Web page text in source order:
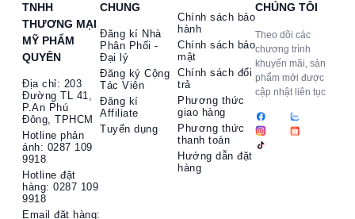
TNHH
THƯƠNG MẠI
MỸ PHẨM
QUYÊN
Địa chỉ: 203
Đường TL 41,
P.An Phú
Đông, TPHCM
Hotline phản
ánh: 0287 109
9918
Hotline đặt
hàng: 0287 109
9918​
Email đặt hàng:
CHUNG
Đăng kí Nhà
Phân Phối -
Đại lý
Đăng ký Cộng
Tác Viên
Đăng kí
Affiliate
Tuyển dụng
Chính sách bảo
hành
Chính sách bảo
mật
Chính sách đổi
trả
Phương thức
giao hàng
Phương thức
thanh toán
Hướng dẫn đặt
hàng
CHÚNG TÔI
Theo dõi các
chương trình
khuyến mãi, sản
phẩm mới được
cập nhật liên tục